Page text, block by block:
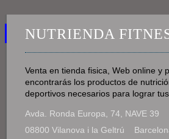
NUTRIENDA
Venta en tienda fisica, Web online y
encontrarás los productos de
deportivos necesarios para lograr
Avda. Ronda Europa, 74, NAVE 39
08800 Vilanova i la Geltrú